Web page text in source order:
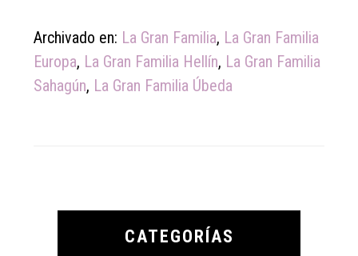
Archivado en: La Gran Familia, La Gran Familia
Europa, La Gran Familia Hellín, La Gran Familia
Sahagún, La Gran Familia Úbeda
Primary
CATEGORÍAS